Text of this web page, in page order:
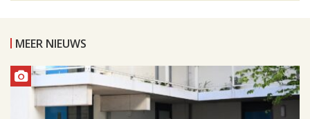
MEER NIEUWS